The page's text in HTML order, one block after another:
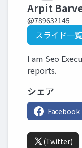
Arpit
@789632145
スライド一覧
I am Seo
reports.
シェア
Facebook
(Twitter)